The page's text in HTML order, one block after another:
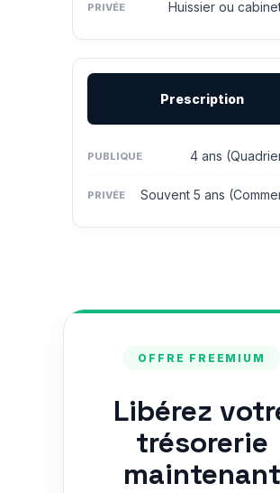
Huissier ou
Prescription
4 ans
Souvent 5 ans
OFFRE FREEMIUM
Libérez
trésorerie
maintenant